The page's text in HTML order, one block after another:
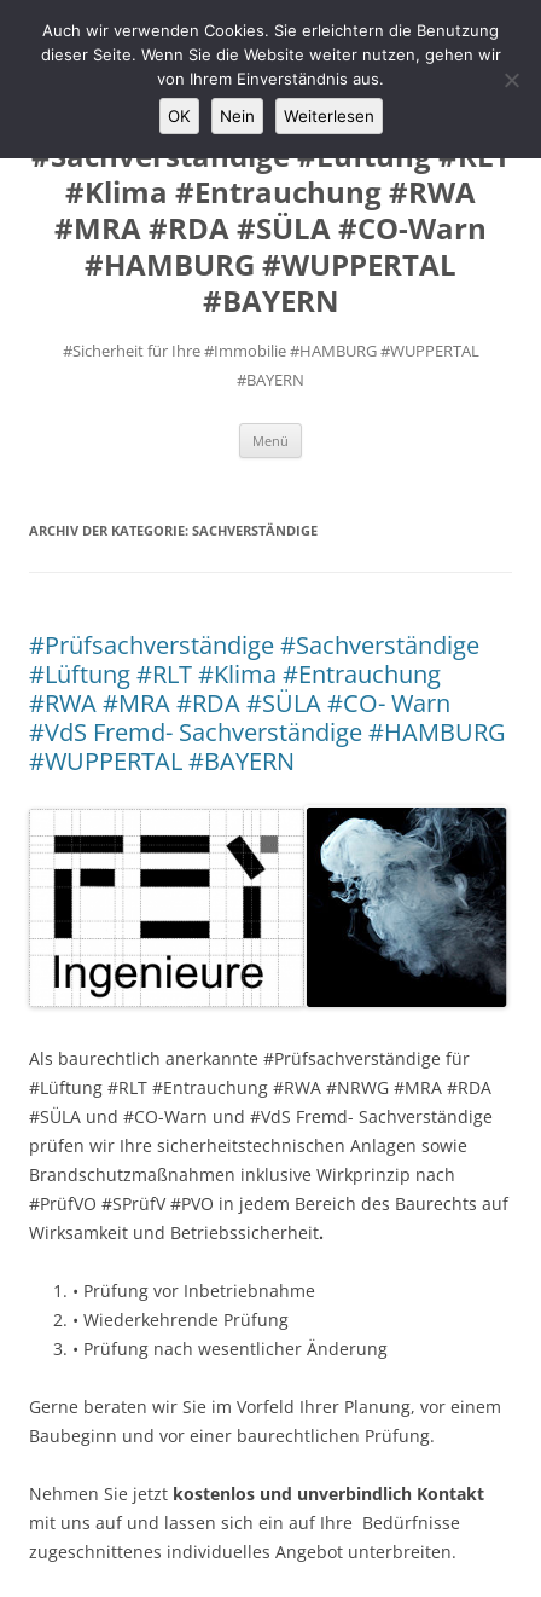
Inhalt
springenMANUEL #FEY INGENIEURE
#Prüfsachverständige #VdS
Fremd- Sachverständige
#Sachverständige #Lüftung #RLT
#Klima #Entrauchung #RWA
#MRA #RDA #SÜLA #CO-Warn
#HAMBURG #WUPPERTAL
#BAYERN
#Sicherheit für Ihre #Immobilie #HAMBURG #WUPPERTAL
#BAYERN
Menü
ARCHIV DER KATEGORIE: SACHVERSTÄNDIGE
#Prüfsachverständige #Sachverständige
#Lüftung #RLT #Klima #Entrauchung
#RWA #MRA #RDA #SÜLA #CO- Warn
#VdS Fremd- Sachverständige #HAMBURG
#WUPPERTAL #BAYERN
Als baurechtlich anerkannte #Prüfsachverständige für
#Lüftung #RLT #Entrauchung #RWA #NRWG #MRA #RDA
#SÜLA und #CO-Warn und #VdS Fremd- Sachverständige
prüfen wir Ihre sicherheitstechnischen Anlagen sowie
Brandschutzmaßnahmen inklusive Wirkprinzip nach
#PrüfVO #SPrüfV #PVO in jedem Bereich des Baurechts auf
Wirksamkeit und Betriebssicherheit.
• Prüfung vor Inbetriebnahme
• Wiederkehrende Prüfung
• Prüfung nach wesentlicher Änderung
Gerne beraten wir Sie im Vorfeld Ihrer Planung, vor einem
Baubeginn und vor einer baurechtlichen Prüfung.
Nehmen Sie jetzt kostenlos und unverbindlich Kontakt
mit uns auf und lassen sich ein auf Ihre Bedürfnisse
zugeschnittenes individuelles Angebot unterbreiten.
Auch wir verwenden Cookies. Sie erleichtern die Benutzung
dieser Seite. Wenn Sie die Website weiter nutzen, gehen wir
von Ihrem Einverständnis aus.
OK
Nein Weiterlesen